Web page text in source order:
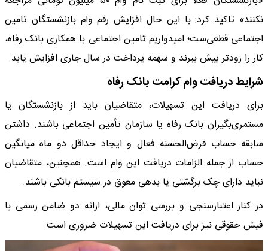
نکنند» تاکید کرد: با این حال افزایش رقم وام بازنشستگان تامین
اجتماعی قطعی‌ست؛ امیدواریم تامین اجتماعی با همکاری بانک رفاه،
کار را زودتر پیش ببرند و سهمه پرداخت در سال جاری افزایش یابد.
شرایط دریافت وام کرامت بانک رفاه
برای دریافت این تسهیلات، متقاضیان باید از بازنشستگان یا
مستمری‌بگیران بانک رفاه یا سازمان تأمین اجتماعی باشند. داشتن
سابقه حساب قرض‌الحسنه فعال و ایجاد حداقل دو ماه میانگین
حساب از جمله الزامات دریافت این وام است. همچنین، متقاضیان
نباید دارای چک برگشتی یا بدهی معوق در سیستم بانکی باشند.
در کنار اعتبارسنجی و بررسی توان مالی، ارائه دو ضامن رسمی با
فیش حقوقی نیز برای دریافت این تسهیلات ضروری است.